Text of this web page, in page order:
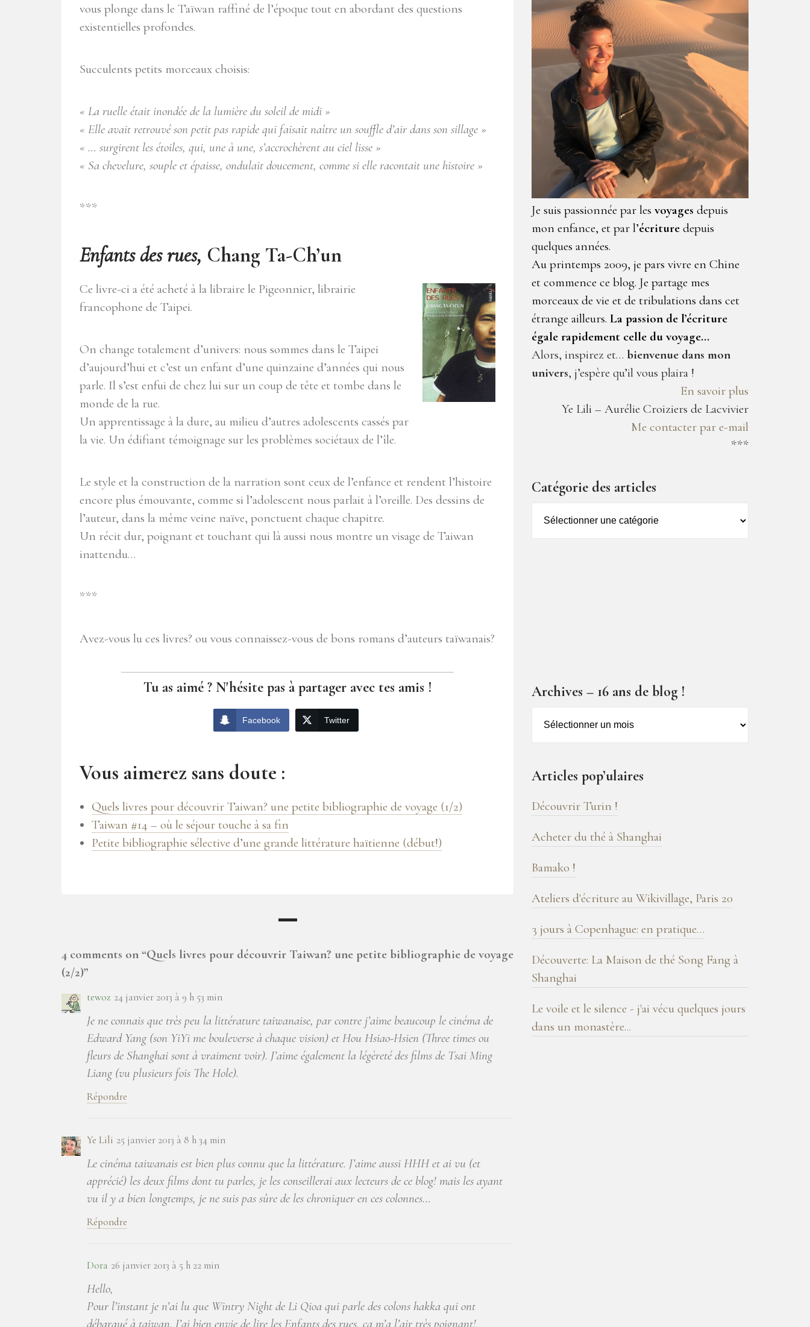
vous plonge dans le Taïwan raffiné de l’époque tout en abordant des questions
existentielles profondes.
Succulents petits morceaux choisis:
« La ruelle était inondée de la lumière du soleil de midi »
« Elle avait retrouvé son petit pas rapide qui faisait naître un souffle d’air dans son sillage »
« … surgirent les étoiles, qui, une à une, s’accrochèrent au ciel lisse »
« Sa chevelure, souple et épaisse, ondulait doucement, comme si elle racontait une histoire »
***
Enfants des rues, Chang Ta-Ch’un
Ce livre-ci a été acheté à la libraire le Pigeonnier, librairie
francophone de Taipei.
On change totalement d’univers: nous sommes dans le Taipei
d’aujourd’hui et c’est un enfant d’une quinzaine d’années qui nous
parle. Il s’est enfui de chez lui sur un coup de tête et tombe dans le
monde de la rue.
Un apprentissage à la dure, au milieu d’autres adolescents cassés par
la vie. Un édifiant témoignage sur les problèmes sociétaux de l’île.
Le style et la construction de la narration sont ceux de l’enfance et rendent l’histoire
encore plus émouvante, comme si l’adolescent nous parlait à l’oreille. Des dessins de
l’auteur, dans la même veine naïve, ponctuent chaque chapitre.
Un récit dur, poignant et touchant qui là aussi nous montre un visage de Taiwan
inattendu…
***
Avez-vous lu ces livres? ou vous connaissez-vous de bons romans d’auteurs taïwanais?
Tu as aimé ? N'hésite pas à partager avec tes amis !
Facebook Twitter
Vous aimerez sans doute :
Quels livres pour découvrir Taiwan? une petite bibliographie de voyage (1/2)
Taiwan #14 – où le séjour touche à sa fin
Petite bibliographie sélective d’une grande littérature haïtienne (début!)
4 comments on “Quels livres pour découvrir Taiwan? une petite bibliographie de voyage
(2/2)”
tewoz 24 janvier 2013 à 9 h 53 min
Je ne connais que très peu la littérature taiwanaise, par contre j’aime beaucoup le cinéma de
Edward Yang (son YiYi me bouleverse à chaque vision) et Hou Hsiao-Hsien (Three times ou
fleurs de Shanghai sont à vraiment voir). J’aime également la légèreté des films de Tsai Ming
Liang (vu plusieurs fois The Hole).
Répondre
Ye Lili 25 janvier 2013 à 8 h 34 min
Le cinéma taiwanais est bien plus connu que la littérature. J’aime aussi HHH et ai vu (et
apprécié) les deux films dont tu parles, je les conseillerai aux lecteurs de ce blog! mais les ayant
vu il y a bien longtemps, je ne suis pas sûre de les chroniquer en ces colonnes…
Répondre
Dora 26 janvier 2013 à 5 h 22 min
Hello,
Pour l’instant je n’ai lu que Wintry Night de Li Qioa qui parle des colons hakka qui ont
débarqué à taiwan. J’ai bien envie de lire les Enfants des rues, ça m’a l’air très poignant!
Je suis passionnée par les voyages depuis
mon enfance, et par l’écriture depuis
quelques années.
Au printemps 2009, je pars vivre en Chine
et commence ce blog. Je partage mes
morceaux de vie et de tribulations dans cet
étrange ailleurs. La passion de l’écriture
égale rapidement celle du voyage…
Alors, inspirez et… bienvenue dans mon
univers, j’espère qu’il vous plaira !
En savoir plus
Ye Lili – Aurélie Croiziers de Lacvivier
Me contacter par e-mail
***
Catégorie des articles
des
Archives – 16 ans de blog !
de
blog
!
Articles pop’ulaires
Découvrir Turin !
Acheter du thé à Shanghai
Bamako !
Ateliers d'écriture au Wikivillage, Paris 20
3 jours à Copenhague: en pratique…
Découverte: La Maison de thé Song Fang à
Shanghai
Le voile et le silence - j'ai vécu quelques jours
dans un monastère...